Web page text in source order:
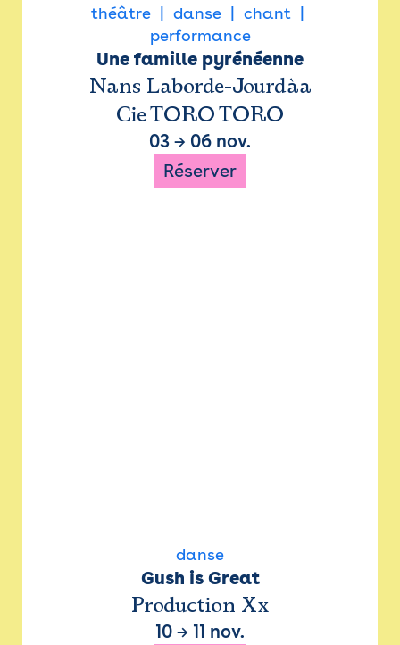
théâtre danse
chant
performance
Une famille pyrénéenne
Nans Laborde-Jourdàa
Cie TORO TORO
03 → 06 nov.
Réserver
danse
Gush is Great
Production Xx
10 → 11 nov.